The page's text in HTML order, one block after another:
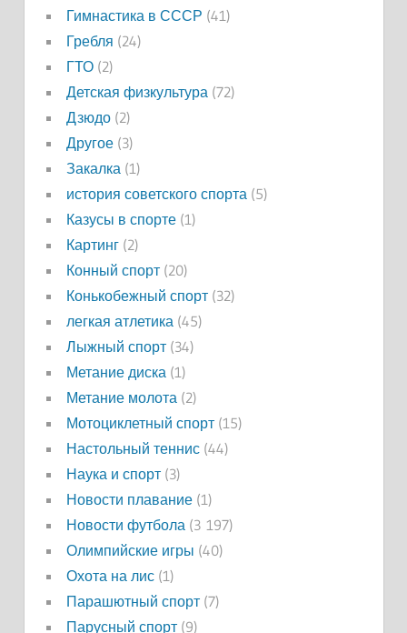
Гимнастика в СССР (41)
Гребля (24)
ГТО(2)
Детская физкультура (72)
Дзюдо(2)
Другое(3)
Закалка (1)
история советского спорта (5)
Казусы в спорте(1)
Картинг(2)
Конный спорт(20)
Конькобежный спорт(32)
легкая атлетика (45)
Лыжный спорт(34)
Метание диска (1)
Метание молота (2)
Мотоциклетный спорт(15)
Настольный теннис(44)
Наука и спорт(3)
Новости плавание(1)
Новости футбола (3 197)
Олимпийские игры (40)
Охота на лис(1)
Парашютный спорт(7)
Парусный спорт(9)